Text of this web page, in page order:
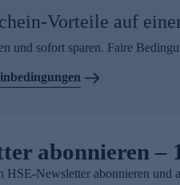
Vorteile auf
und sofort sparen. Faire
abonnieren –
HSE-Newsletter abonnieren und